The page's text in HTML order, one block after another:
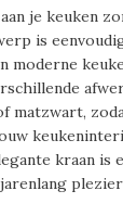
je keuken
is
moderne
matzwart,
kraan is